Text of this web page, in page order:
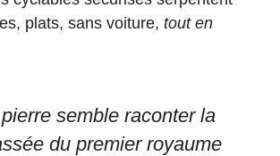
plats, sans voiture, tout en
semble raconter la
du premier royaume